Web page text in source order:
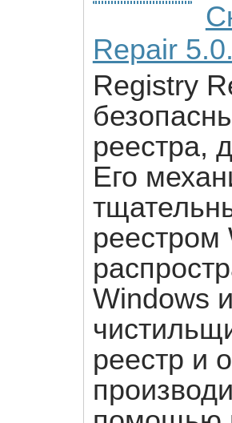
Repair
Registry
реестра,
Его
реестром
Windows
реестр и